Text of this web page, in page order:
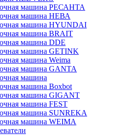
машина РЕСАНТА
машина НЕВА
машина HYUNDAI
машина BRAIT
машина DDE
машина GETINK
машина Weima
машина GANTA
машина
машина Boxbot
машина GIGANT
машина FEST
машина SUNREKA
машина WEIMA